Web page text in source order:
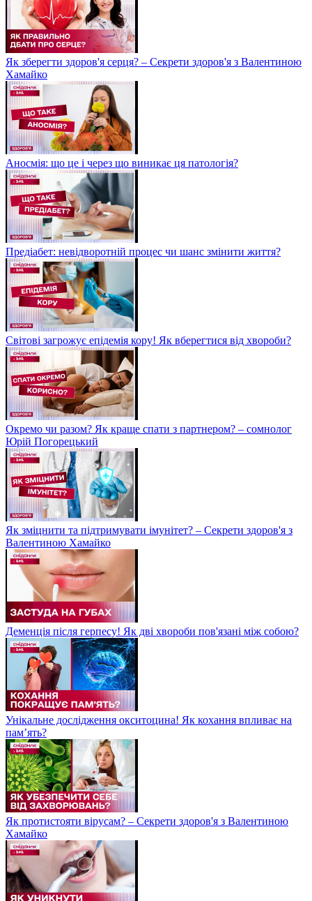
Як зберегти здоров'я серця? – Секрети здоров'я з Валентиною
Хамайко
Аносмія: що це і через що виникає ця патологія?
Предіабет: невідворотній процес чи шанс змінити життя?
Світові загрожує епідемія кору! Як вберегтися від хвороби?
Окремо чи разом? Як краще спати з партнером? – сомнолог
Юрій Погорецький
Як зміцнити та підтримувати імунітет? – Секрети здоров'я з
Валентиною Хамайко
Деменція після герпесу! Як дві хвороби пов'язані між собою?
Унікальне дослідження окситоцина! Як кохання впливає на
пам’ять?
Як протистояти вірусам? – Секрети здоров'я з Валентиною
Хамайко